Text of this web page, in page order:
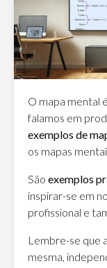
O mapa mental
falamos em
exemplos de
os mapas
São exemplos
inspirar-se em
profissional e
Lembre-se que
mesma,